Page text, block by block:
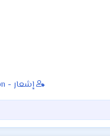
إشعار - Mention